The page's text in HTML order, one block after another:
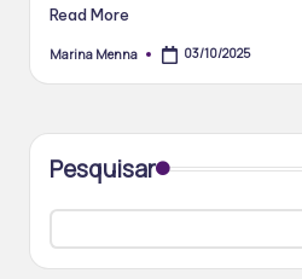
Read More
Posted
Marina Menna 03/10/2025
Pesquisar